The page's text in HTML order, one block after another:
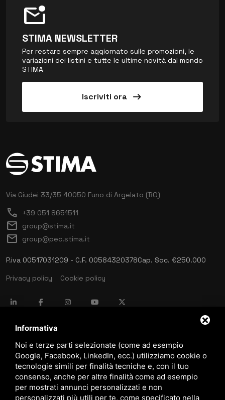
mark_email_unread
STIMA NEWSLETTER
Per restare sempre aggiornato sulle promozioni, le
variazioni dei listini e tutte le ultime novità dal mondo
STIMA
Iscriviti ora arrow_right_alt
Via Giudei 33/35 40050 Funo di Argelato (BO)
call +39 051 8651511
mail group@stima.it
mail group@pec.stima.it
P.iva 00517031209 - C.F. 00584320378Cap. Soc. €250.000
Privacy policy
Cookie policy
language ITALIANO
download Catalogo Stima
download Politica qualità e sicurezza
Informativa
Noi e terze parti selezionate (come ad esempio
Google, Facebook, LinkedIn, ecc.) utilizziamo cookie o
tecnologie simili per finalità tecniche e, con il tuo
consenso, anche per altre finalità come ad esempio
per mostrati annunci personalizzati e non
personalizzati più utili per te, come specificato nella